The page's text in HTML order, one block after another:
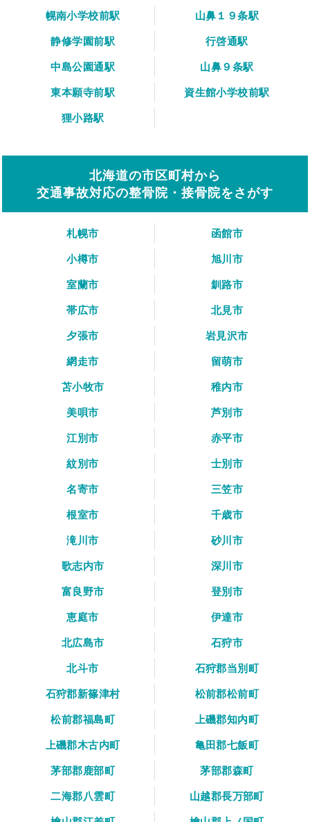
幌南小学校前駅
山鼻１９条駅
静修学園前駅
行啓通駅
中島公園通駅
山鼻９条駅
東本願寺前駅
資生館小学校前駅
狸小路駅
北海道の市区町村から
交通事故対応の整骨院・接骨院をさがす
札幌市
函館市
小樽市
旭川市
室蘭市
釧路市
帯広市
北見市
夕張市
岩見沢市
網走市
留萌市
苫小牧市
稚内市
美唄市
芦別市
江別市
赤平市
紋別市
士別市
名寄市
三笠市
根室市
千歳市
滝川市
砂川市
歌志内市
深川市
富良野市
登別市
恵庭市
伊達市
北広島市
石狩市
北斗市
石狩郡当別町
石狩郡新篠津村
松前郡松前町
松前郡福島町
上磯郡知内町
上磯郡木古内町
亀田郡七飯町
茅部郡鹿部町
茅部郡森町
二海郡八雲町
山越郡長万部町